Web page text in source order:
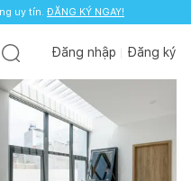
uy tín. ĐĂNG KÝ NGAY!
Đăng nhập Đăng ký